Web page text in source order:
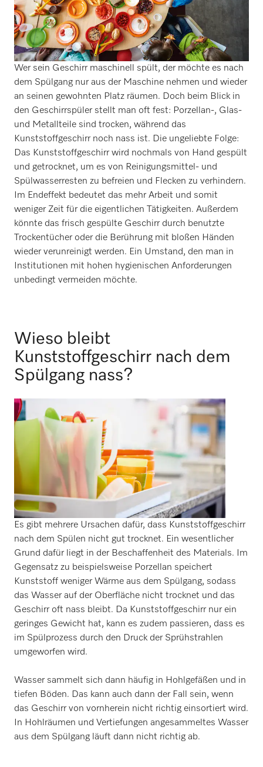
Wer sein Geschirr maschinell spült, der möchte es nach
dem Spülgang nur aus der Maschine nehmen und wieder
an seinen gewohnten Platz räumen. Doch beim Blick in
den Geschirrspüler stellt man oft fest: Porzellan-, Glas-
und Metallteile sind trocken, während das
Kunststoffgeschirr noch nass ist. Die ungeliebte Folge:
Das Kunststoffgeschirr wird nochmals von Hand gespült
und getrocknet, um es von Reinigungsmittel- und
Spülwasserresten zu befreien und Flecken zu verhindern.
Im Endeffekt bedeutet das mehr Arbeit und somit
weniger Zeit für die eigentlichen Tätigkeiten. Außerdem
könnte das frisch gespülte Geschirr durch benutzte
Trockentücher oder die Berührung mit bloßen Händen
wieder verunreinigt werden. Ein Umstand, den man in
Institutionen mit hohen hygienischen Anforderungen
unbedingt vermeiden möchte.
Wieso bleibt
Kunststoffgeschirr nach dem
Spülgang nass?
Es gibt mehrere Ursachen dafür, dass Kunststoffgeschirr
nach dem Spülen nicht gut trocknet. Ein wesentlicher
Grund dafür liegt in der Beschaffenheit des Materials. Im
Gegensatz zu beispielsweise Porzellan speichert
Kunststoff weniger Wärme aus dem Spülgang, sodass
das Wasser auf der Oberfläche nicht trocknet und das
Geschirr oft nass bleibt. Da Kunststoffgeschirr nur ein
geringes Gewicht hat, kann es zudem passieren, dass es
im Spülprozess durch den Druck der Sprühstrahlen
umgeworfen wird.
Wasser sammelt sich dann häufig in Hohlgefäßen und in
tiefen Böden. Das kann auch dann der Fall sein, wenn
das Geschirr von vornherein nicht richtig einsortiert wird.
In Hohlräumen und Vertiefungen angesammeltes Wasser
aus dem Spülgang läuft dann nicht richtig ab.